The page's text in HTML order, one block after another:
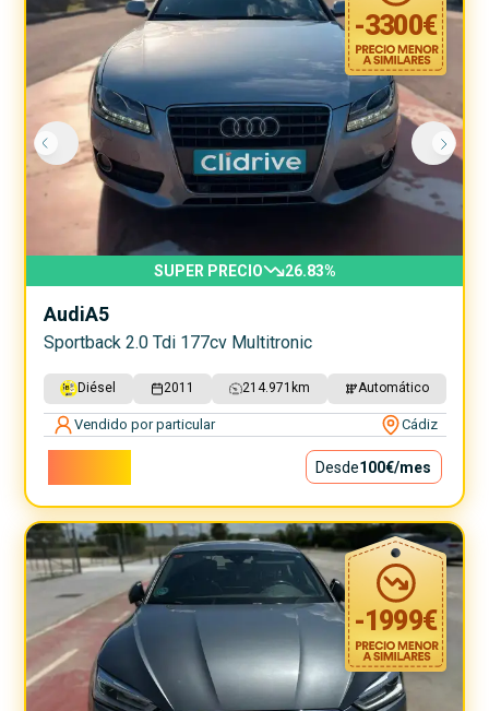
-3300€
SUPER PRECIO 26.83%
AudiA5
Sportback 2.0 Tdi 177cv Multitronic
Diésel 2011 214.971 km Automático
Vendido por particular Cádiz
Desde100€/mes
-1999€